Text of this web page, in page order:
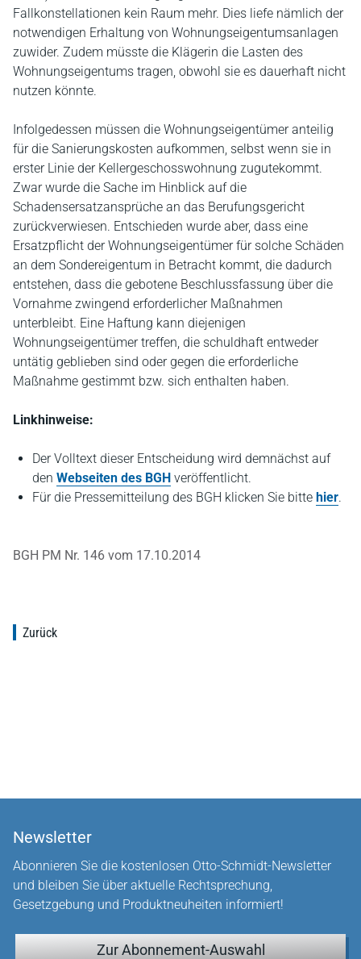
Fallkonstellationen kein Raum mehr. Dies liefe nämlich der
notwendigen Erhaltung von Wohnungseigentumsanlagen
zuwider. Zudem müsste die Klägerin die Lasten des
Wohnungseigentums tragen, obwohl sie es dauerhaft nicht
nutzen könnte.
Infolgedessen müssen die Wohnungseigentümer anteilig
für die Sanierungskosten aufkommen, selbst wenn sie in
erster Linie der Kellergeschosswohnung zugutekommt.
Zwar wurde die Sache im Hinblick auf die
Schadensersatzansprüche an das Berufungsgericht
zurückverwiesen. Entschieden wurde aber, dass eine
Ersatzpflicht der Wohnungseigentümer für solche Schäden
an dem Sondereigentum in Betracht kommt, die dadurch
entstehen, dass die gebotene Beschlussfassung über die
Vornahme zwingend erforderlicher Maßnahmen
unterbleibt. Eine Haftung kann diejenigen
Wohnungseigentümer treffen, die schuldhaft entweder
untätig geblieben sind oder gegen die erforderliche
Maßnahme gestimmt bzw. sich enthalten haben.
Linkhinweise:
Der Volltext dieser Entscheidung wird demnächst auf
den Webseiten des BGH veröffentlicht.
Für die Pressemitteilung des BGH klicken Sie bitte hier.
BGH PM Nr. 146 vom 17.10.2014
Zurück
Newsletter
Abonnieren Sie die kostenlosen Otto-Schmidt-Newsletter
und bleiben Sie über aktuelle Rechtsprechung,
Gesetzgebung und Produktneuheiten informiert!
Zur Abonnement-Auswahl